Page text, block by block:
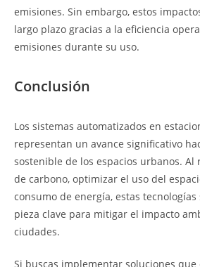
emisiones. Sin embargo, estos
largo plazo gracias a la eficiencia
emisiones durante su uso.
Conclusión
Los sistemas automatizados en
representan un avance significativo
sostenible de los espacios urbanos. Al
de carbono, optimizar el uso del
consumo de energía, estas
pieza clave para mitigar el impacto
ciudades.
Si buscas implementar soluciones